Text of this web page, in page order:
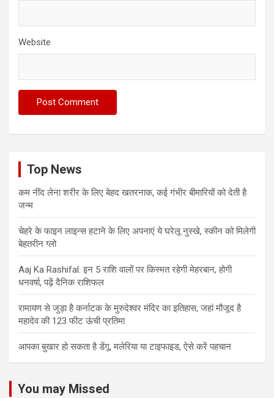
Website
Top News
कम नींद लेना शरीर के लिए बेहद खतरनाक, कई गंभीर बीमारियों को देती है
जन्म
चेहरे के फाइन लाइन्स हटाने के लिए अपनाएं ये घरेलू नुस्खे, स्कीन को मिलेगी
बेहतरीन ग्लो
Aaj Ka Rashifal: इन 5 राशि वालों पर किस्मत रहेगी मेहरबान, होगी
धनवर्षा, पढ़ें दैनिक राशिफल
रामायण से जुड़ा है कर्नाटक के मुरुदेश्वर मंदिर का इतिहास, जहां मौजूद है
महादेव की 123 फीट ऊंची प्रतिमा
आपका बुखार हो सकता है डेंगू, मलेरिया या टाइफाइड, ऐसे करें पहचान
You may Missed